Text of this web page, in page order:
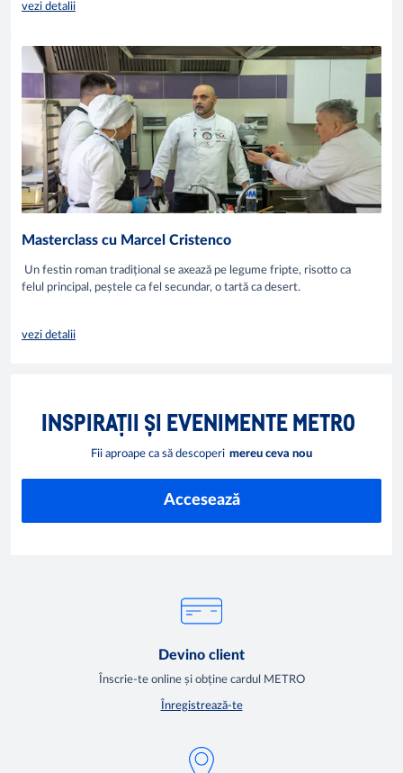
vezi detalii
Masterclass cu Marcel Cristenco
Un festin roman tradițional se axează pe legume fripte, risotto ca
felul principal, peștele ca fel secundar, o tartă ca desert.
vezi detalii
INSPIRAȚII ȘI EVENIMENTE METRO
Fii aproape ca să descoperi mereu ceva nou
Accesează
Devino client
Înscrie-te online și obține cardul METRO
Înregistrează-te